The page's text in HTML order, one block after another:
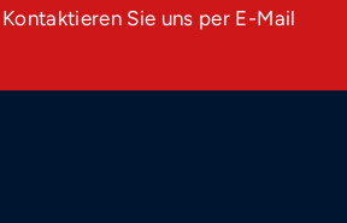
Kontaktieren Sie uns per E-Mail